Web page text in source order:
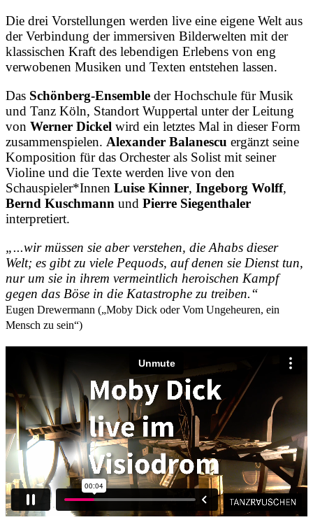
Die drei Vorstellungen werden live eine eigene Welt aus
der Verbindung der immersiven Bilderwelten mit der
klassischen Kraft des lebendigen Erlebens von eng
verwobenen Musiken und Texten entstehen lassen.
Das Schönberg-Ensemble der Hochschule für Musik
und Tanz Köln, Standort Wuppertal unter der Leitung
von Werner Dickel wird ein letztes Mal in dieser Form
zusammenspielen. Alexander Balanescu ergänzt seine
Komposition für das Orchester als Solist mit seiner
Violine und die Texte werden live von den
Schauspieler*Innen Luise Kinner, Ingeborg Wolff,
Bernd Kuschmann und Pierre Siegenthaler
interpretiert.
„...wir müssen sie aber verstehen, die Ahabs dieser
Welt; es gibt zu viele Pequods, auf denen sie Dienst tun,
nur um sie in ihrem vermeintlich heroischen Kampf
gegen das Böse in die Katastrophe zu treiben.“
Eugen Drewermann („Moby Dick oder Vom Ungeheuren, ein
Mensch zu sein“)